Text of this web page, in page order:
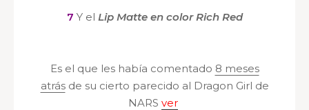
7 Y el Lip Matte en color Rich Red
Es el que les había comentado 8 meses
atrásde su cierto parecido al Dragon Girl de
NARS ver